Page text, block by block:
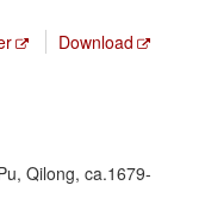
Download
Qilong, ca.1679-